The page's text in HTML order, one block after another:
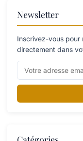
Newsletter
Inscrivez-vous pour
directement dans